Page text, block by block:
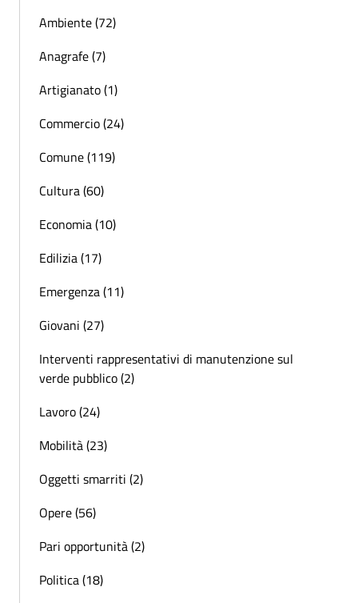
Ambiente (72)
Anagrafe (7)
Artigianato (1)
Commercio (24)
Comune (119)
Cultura (60)
Economia (10)
Edilizia (17)
Emergenza (11)
Giovani (27)
Interventi rappresentativi di manutenzione sul
verde pubblico (2)
Lavoro (24)
Mobilità (23)
Oggetti smarriti (2)
Opere (56)
Pari opportunità (2)
Politica (18)